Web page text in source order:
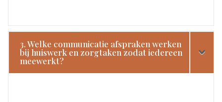
3. Welke communicatie afspraken werken
bij huiswerk en zorgtaken zodat iedereen
meewerkt?